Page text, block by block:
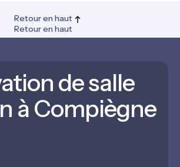
Retour en haut
Retour en haut
de salle
à Compiègne